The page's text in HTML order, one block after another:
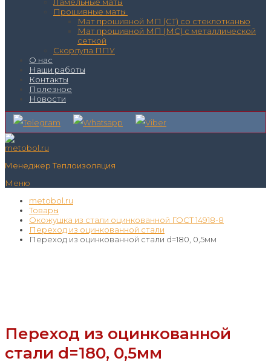
Прошивные маты
Мат прошивной МП (СТ) со стеклотканью
Мат прошивной МП (МС) с металлической
сеткой
Скорлупа ППУ
О нас
Наши работы
Контакты
Полезное
Новости
Менеджер Теплоизоляция
Меню
metobol.ru
Товары
Окожушка из стали оцинкованной ГОСТ 14918-8
Переход из оцинкованной стали
Переход из оцинкованной стали d=180, 0,5мм
Переход из оцинкованной
стали d=180, 0,5мм